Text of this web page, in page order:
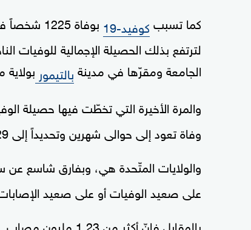
كما تسبب كوفيد-19
بوفاة
الجامعة ومقرّها في مدينة بالتيمور
والمرة الأخيرة التي تخطّت فيها حصيلة
وفاة تعود إلى حوالى شهرين وتحديداً إلى 29 مايو.
والولايات المتّحدة هي، وبفارق شاسع عن
على صعيد الوفيات أو على صعيد
بالمقابل فإنّ أكثر من 1.23 مليون مصاب